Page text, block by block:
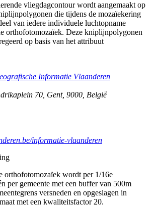
vliegdagcontour wordt aangemaakt op
die tijdens de mozaïekering
van iedere individuele luchtopname
orthofotomozaïek. Deze kniplijnpolygonen
op basis van het attribuut
Informatie Vlaanderen
70 Gent, 9000 België
informatie-vlaanderen
orthofotomozaïek wordt per 1/16e
per gemeente met een buffer van 500m
versneden en opgeslagen in
met een kwaliteitsfactor 20.